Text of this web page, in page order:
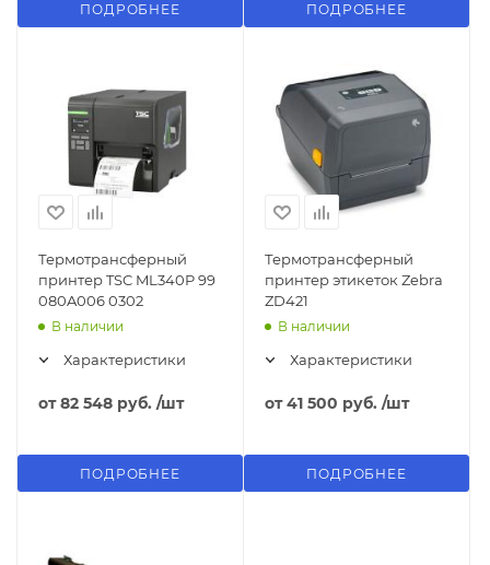
ПОДРОБНЕЕ ПОДРОБНЕЕ
Термотрансферный
принтер TSC ML340P 99
080A006 0302
В наличии
Характеристики
от82 548 руб. /шт
ПОДРОБНЕЕ
Термотрансферный
принтер этикеток Zebra
ZD421
В наличии
Характеристики
от41 500 руб. /шт
ПОДРОБНЕЕ